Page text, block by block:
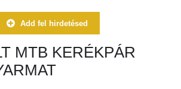
Add fel hirdetésed
MTB KERÉKPÁR